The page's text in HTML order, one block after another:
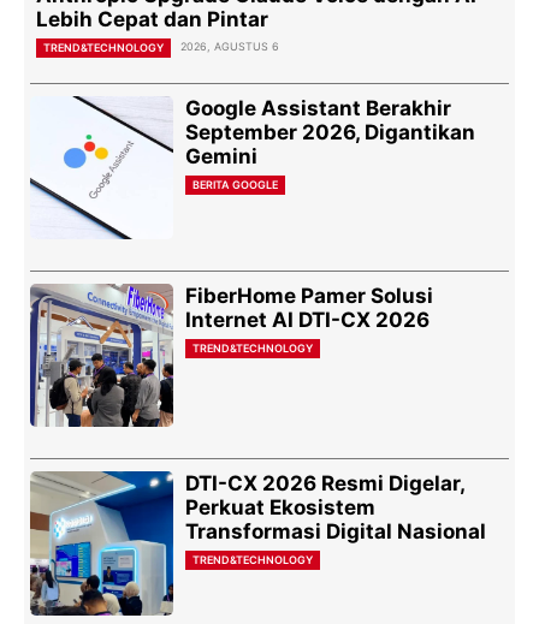
Lebih Cepat dan Pintar
TREND&TECHNOLOGY 2026, AGUSTUS 6
Google Assistant Berakhir
September 2026, Digantikan
Gemini
BERITA GOOGLE
FiberHome Pamer Solusi
Internet AI DTI-CX 2026
TREND&TECHNOLOGY
DTI-CX 2026 Resmi Digelar,
Perkuat Ekosistem
Transformasi Digital Nasional
TREND&TECHNOLOGY